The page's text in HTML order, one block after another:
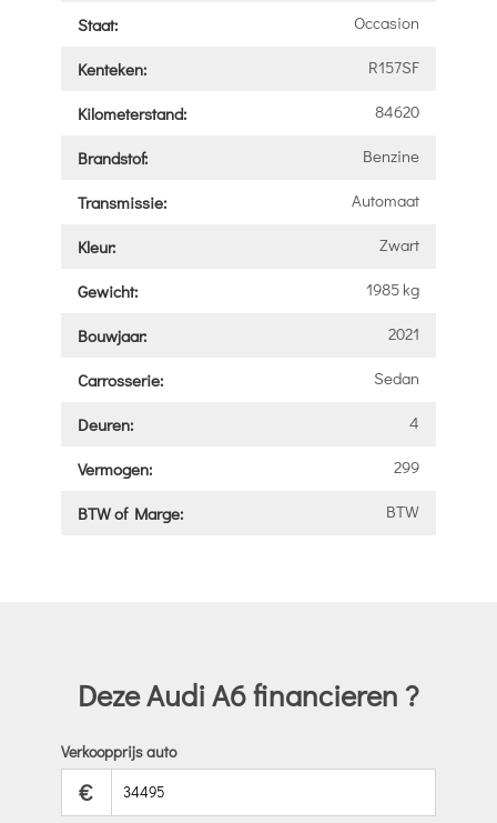
Staat: Occasion
Kenteken: R157SF
Kilometerstand: 84620
Brandstof: Benzine
Transmissie: Automaat
Kleur: Zwart
Gewicht: 1985 kg
Bouwjaar: 2021
Carrosserie: Sedan
Deuren: 4
Vermogen: 299
BTW of Marge: BTW
Deze Audi A6 financieren ?
Verkoopprijs auto
€